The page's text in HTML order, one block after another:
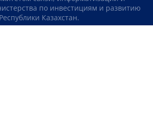
по инвестициям и развитию
Республики Казахстан.